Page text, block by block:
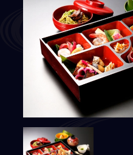
商品で選ぶ
法事用会席膳(回収容器)
法事用会席膳(使い捨て)
慶事・お祝い料理
精進料理(ベジタリアン)